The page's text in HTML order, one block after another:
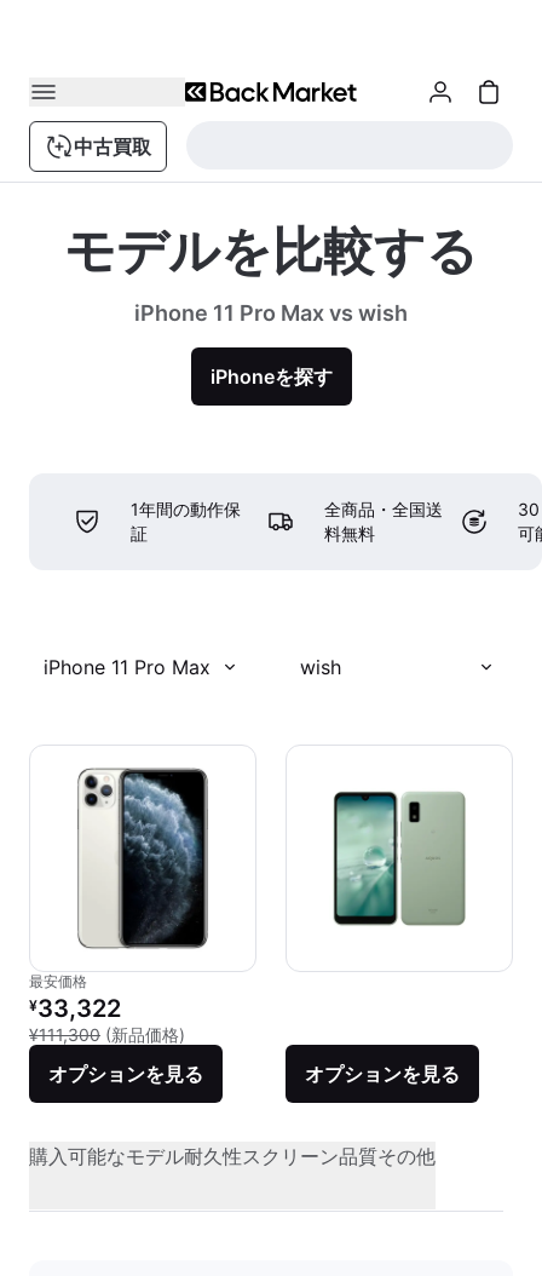
中古買取
モデルを比較する
iPhone 11 Pro Max vs wish
iPhoneを探す
1年間の動作保
証
全商品・全国送
料無料
30
可
iPhone 11 Pro Max wish
最安価格
リファービッシュ品の価格：
¥33,322
¥111,300 (新品価格)
オプションを見る オプションを見る
購入可能なモデル耐久性スクリーン品質その他